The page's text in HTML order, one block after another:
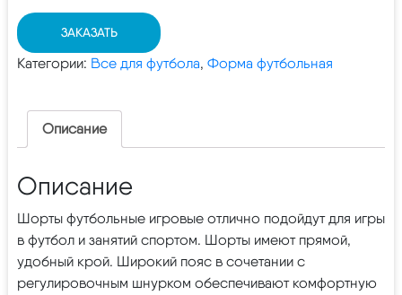
ЗАКАЗАТЬ
Категории: Все для футбола, Форма футбольная
Описание
Описание
Шорты футбольные игровые отлично подойдут для игры
в футбол и занятий спортом. Шорты имеют прямой,
удобный крой. Широкий пояс в сочетании с
регулировочным шнурком обеспечивают комфортную